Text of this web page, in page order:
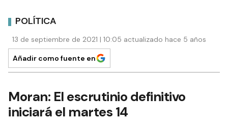
POLÍTICA
13 de septiembre de 2021 | 10:05 actualizado hace 5 años
Añadir como fuente en
Moran: El escrutinio definitivo
iniciará el martes 14